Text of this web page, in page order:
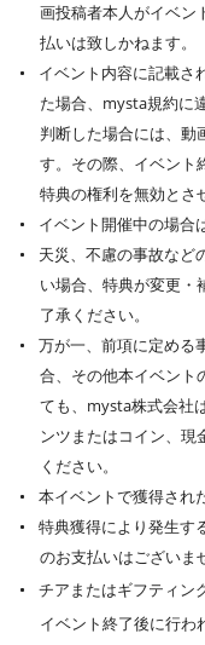
画投稿者本人がイベン
払いは致しかねます。
イベント内容に記載さ
た場合、mysta規約に
判断した場合には、動
す。その際、イベント
特典の権利を無効とさ
イベント開催中の場合
天災、不慮の事故など
い場合、特典が変更・
了承ください。
万が一、前項に定める
合、その他本イベント
ても、mysta株式会社
ンツまたはコイン、現
ください。
本イベントで獲得され
特典獲得により発生す
のお支払いはございま
チアまたはギフティン
イベント終了後に行わ